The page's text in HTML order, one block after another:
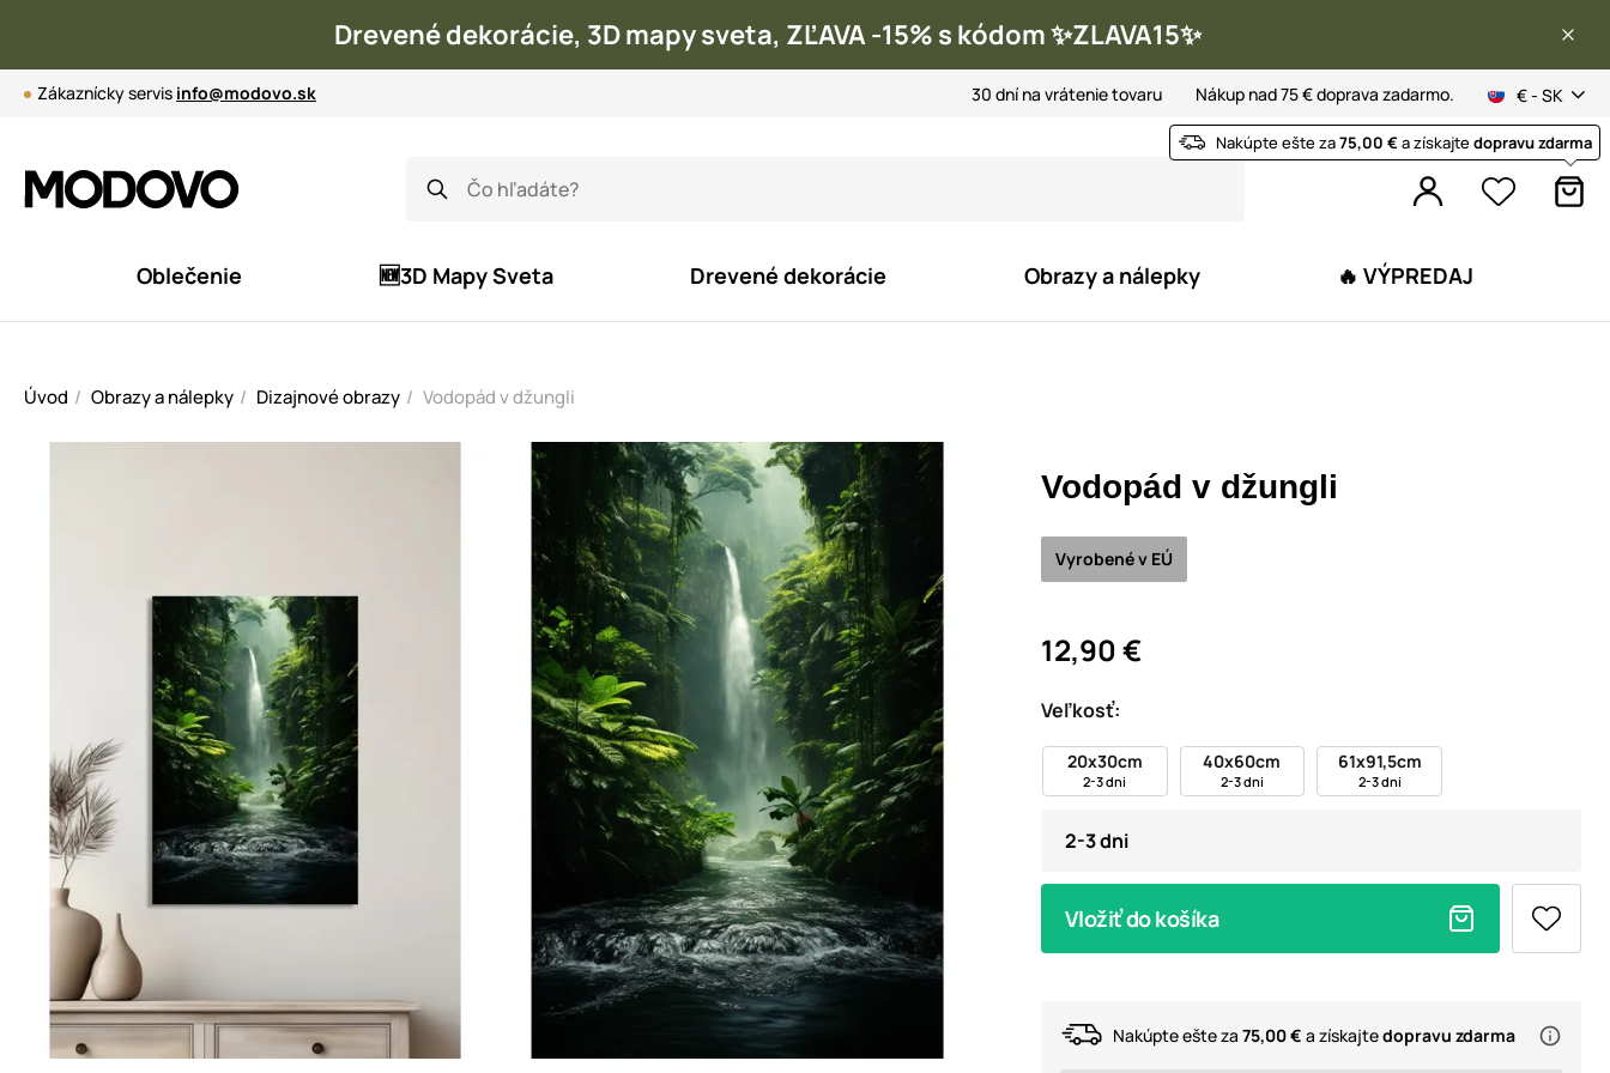
Drevené dekorácie, 3D mapy sveta, ZĽAVA -15% s kódom ✨ZLAVA15✨
Zákaznícky servis info@modovo.sk 30 dní na vrátenie tovaru Nákup nad 75 € doprava zadarmo. € - SK
Nakúpte ešte za75,00 €a získajtedopravu zdarma
Oblečenie 🆕3D Mapy Sveta Drevené dekorácie Obrazy a nálepky 🔥 VÝPREDAJ
Úvod Obrazy a nálepky Dizajnové obrazy Vodopád v džungli
Vodopád v džungli
12,90 €
Vyrobené v EÚ
Veľkosť:
20x30cm
2-3 dni
40x60cm
2-3 dni
61x91,5cm
2-3 dni
2-3 dni
Vložiť do košíka
Nakúpte ešte za 75,00 € a získajtedopravu zdarma